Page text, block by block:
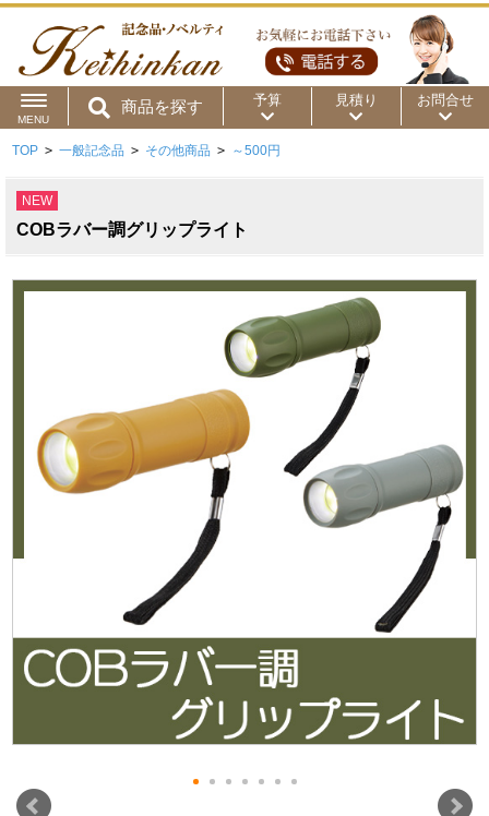
MENU
商品を探す 予算
用途から
商品カテゴリ
～50円
～300円
～2,000円 ～5,000円 ～10,000円
～15,000円 ～20,000円
～50,000円 50,001円～
見積り お問合せ
TOP > 一般記念品 > その他商品 > ～500円
NEW
COBラバー調グリップライト